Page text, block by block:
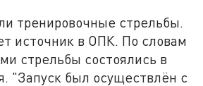
тренировочные стрельбы.
источник в ОПК. По словам
стрельбы состоялись в
"Запуск был осуществлён с